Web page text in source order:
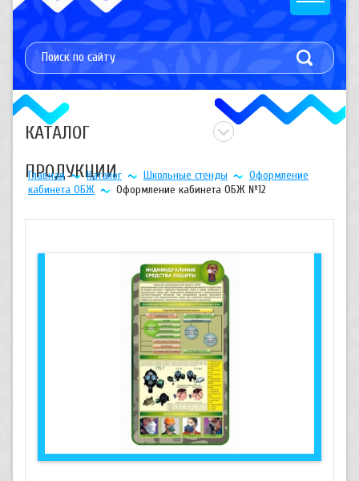
КАТАЛОГ
ПРОДУКЦИИ
Главная Каталог Школьные стенды
Оформление
кабинета ОБЖ
Оформление кабинета ОБЖ №12